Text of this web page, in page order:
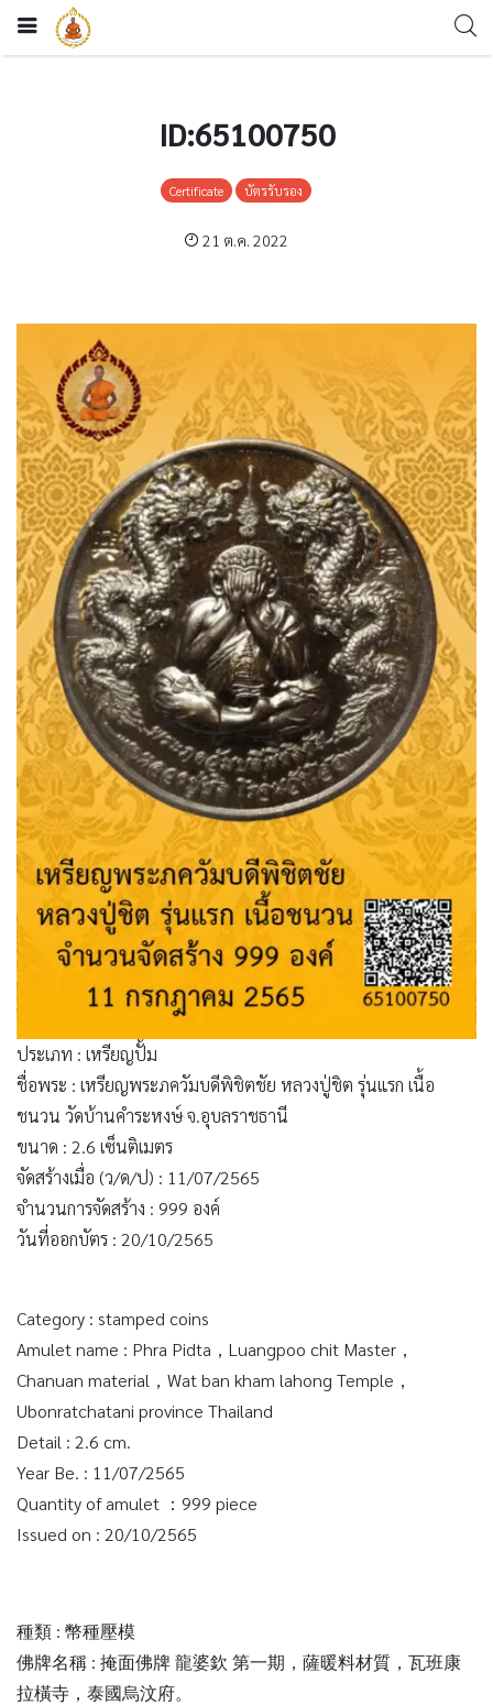
ID:65100750
Certificate บัตรรับรอง
21 ต.ค. 2022
ประเภท : เหรียญปั้ม
ชื่อพระ : เหรียญพระภควัมบดีพิชิตชัย หลวงปู่ชิต รุ่นแรก เนื้อ
ชนวน วัดบ้านคำระหงษ์ จ.อุบลราชธานี
ขนาด : 2.6 เซ็นติเมตร
จัดสร้างเมื่อ (ว/ด/ป) : 11/07/2565
จำนวนการจัดสร้าง : 999 องค์
วันที่ออกบัตร : 20/10/2565
Category : stamped coins
Amulet name : Phra Pidta，Luangpoo chit Master，
Chanuan material，Wat ban kham lahong Temple，
Ubonratchatani province Thailand
Detail : 2.6 cm.
Year Be. : 11/07/2565
Quantity of amulet ：999 piece
Issued on : 20/10/2565
種類 : 幣種壓模
佛牌名稱 : 掩面佛牌 龍婆欽 第一期，薩暖料材質，瓦班康
拉橫寺，泰國烏汶府。